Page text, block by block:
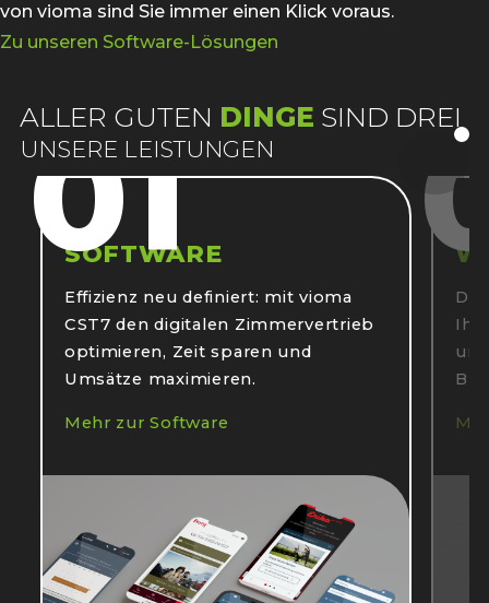
von vioma sind Sie immer einen Klick voraus.
Zu unseren Software-Lösungen
ALLER GUTEN DINGE SIND DREI
:UNSERE LEISTUNGEN
01:
SOFTWARE
Effizienz neu definiert: mit vioma
CST7 den digitalen Zimmervertrieb
optimieren, Zeit sparen und
Umsätze maximieren.
Mehr zur Software